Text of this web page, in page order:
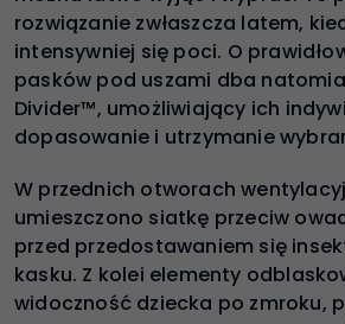
rozwiązanie zwłaszcza latem,
intensywniej się poci. O
pasków pod uszami dba
Divider™, umożliwiający ich
dopasowanie i utrzymanie
W przednich otworach
umieszczono siatkę przeciw
przed przedostawaniem się
kasku. Z kolei elementy
widoczność dziecka po zmroku,